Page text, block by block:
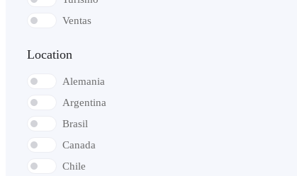
Ventas
Location
Alemania
Argentina
Brasil
Canada
Chile